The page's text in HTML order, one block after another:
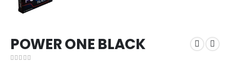
POWER ONE BLACK